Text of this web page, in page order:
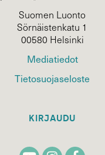
Suomen Luonto
Sörnäistenkatu 1
00580 Helsinki
Mediatiedot
Tietosuojaseloste
KIRJAUDU